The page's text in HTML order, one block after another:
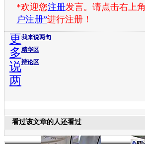
*欢迎您注册发言。请点击右上角
户注册”进行注册！
我来说两句
精华区
辩论区
更
多
说
两
看过该文章的人还看过